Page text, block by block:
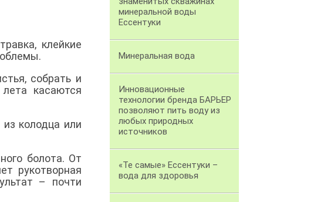
клейкие
собрать и
касаются
колодца или
болота. От
рукотворная
– почти
минеральной воды
Ессентуки
Минеральная вода
Инновационные
технологии бренда БАРЬЕР
позволяют пить воду из
любых природных
источников
«Те самые» Ессентуки –
вода для здоровья